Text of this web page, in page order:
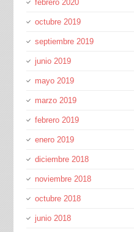
febrero 2020
octubre 2019
septiembre 2019
junio 2019
mayo 2019
marzo 2019
febrero 2019
enero 2019
diciembre 2018
noviembre 2018
octubre 2018
junio 2018